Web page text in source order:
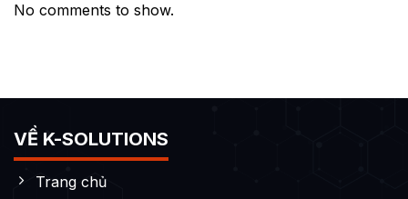
No comments to show.
VỀ K-SOLUTIONS
Trang chủ